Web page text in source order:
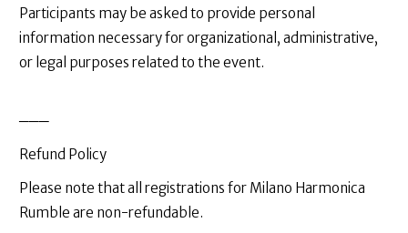
Participants may be asked to provide personal
information necessary for organizational, administrative,
or legal purposes related to the event.
───
Refund Policy
Please note that all registrations for Milano Harmonica
Rumble are non-refundable.